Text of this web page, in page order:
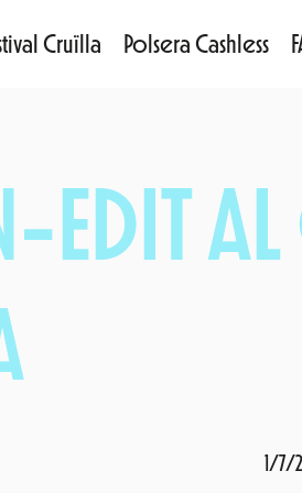
Cruïlla Polsera Cashless
EDIT
1/7/